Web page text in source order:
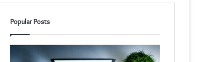
Popular Posts